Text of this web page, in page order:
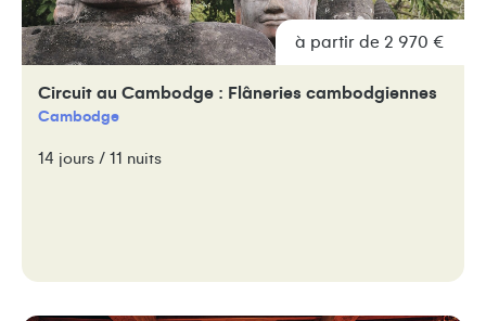
à partir de 2 970 €
Circuit au Cambodge : Flâneries cambodgiennes
Cambodge
14 jours / 11 nuits